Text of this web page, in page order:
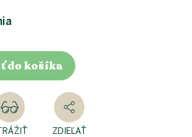
do košíka
ZDIEĽAŤ